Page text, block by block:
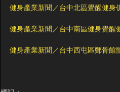
健身產業新聞／台中北區覺醒健身
健身產業新聞／台中南區健身覺醒
健身產業新聞／台中西屯區鄭骨館